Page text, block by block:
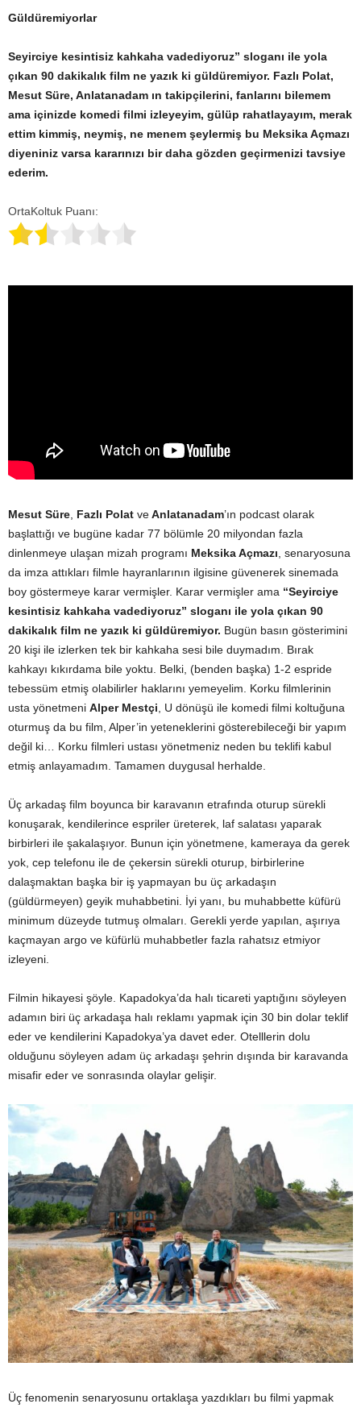
Güldüremiyorlar
Seyirciye kesintisiz kahkaha vadediyoruz” sloganı ile yola
çıkan 90 dakikalık film ne yazık ki güldüremiyor. Fazlı Polat,
Mesut Süre, Anlatanadam ın takipçilerini, fanlarını bilemem
ama içinizde komedi filmi izleyeyim, gülüp rahatlayayım, merak
ettim kimmiş, neymiş, ne menem şeylermiş bu Meksika Açmazı
diyeniniz varsa kararınızı bir daha gözden geçirmenizi tavsiye
ederim.
OrtaKoltuk Puanı:
Mesut Süre Fazlı Polat veAnlatanadam’ın podcast olarak
başlattığı ve bugüne kadar 77 bölümle 20 milyondan fazla
dinlenmeye ulaşan mizah programı Meksika Açmazı , senaryosuna
da imza attıkları filmle hayranlarının ilgisine güvenerek sinemada
boy göstermeye karar vermişler. Karar vermişler ama “Seyirciye
kesintisiz kahkaha vadediyoruz” sloganı ile yola çıkan 90
dakikalık film ne yazık ki güldüremiyor. Bugün basın gösterimini
20 kişi ile izlerken tek bir kahkaha sesi bile duymadım. Bırak
kahkayı kıkırdama bile yoktu. Belki, (benden başka) 1-2 espride
tebessüm etmiş olabilirler haklarını yemeyelim. Korku filmlerinin
usta yönetmeni Alper Mestçi , U dönüşü ile komedi filmi koltuğuna
oturmuş da bu film, Alper’in yeteneklerini gösterebileceği bir yapım
değil ki… Korku filmleri ustası yönetmeniz neden bu teklifi kabul
etmiş anlayamadım. Tamamen duygusal herhalde.
Üç arkadaş film boyunca bir karavanın etrafında oturup sürekli
konuşarak, kendilerince espriler üreterek, laf salatası yaparak
birbirleri ile şakalaşıyor. Bunun için yönetmene, kameraya da gerek
yok, cep telefonu ile de çekersin sürekli oturup, birbirlerine
dalaşmaktan başka bir iş yapmayan bu üç arkadaşın
(güldürmeyen) geyik muhabbetini. İyi yanı, bu muhabbette küfürü
minimum düzeyde tutmuş olmaları. Gerekli yerde yapılan, aşırıya
kaçmayan argo ve küfürlü muhabbetler fazla rahatsız etmiyor
izleyeni.
Filmin hikayesi şöyle. Kapadokya’da halı ticareti yaptığını söyleyen
adamın biri üç arkadaşa halı reklamı yapmak için 30 bin dolar teklif
eder ve kendilerini Kapadokya’ya davet eder. Otelllerin dolu
olduğunu söyleyen adam üç arkadaşı şehrin dışında bir karavanda
misafir eder ve sonrasında olaylar gelişir.
Üç fenomenin senaryosunu ortaklaşa yazdıkları bu filmi yapmak